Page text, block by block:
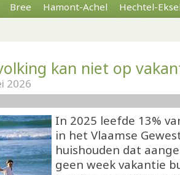
Bree Hamont-Achel Hechtel-
kan niet op
2026
In 2025 leefde 13%
in het Vlaamse
huishouden dat
geen week vakantie